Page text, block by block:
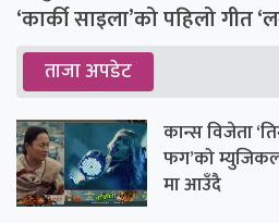
‘कार्की साइला’को पहिलो गीत
ताजा अपडेट
कान्स विजेता
फग’को म्युजिकल
मा आउँदै